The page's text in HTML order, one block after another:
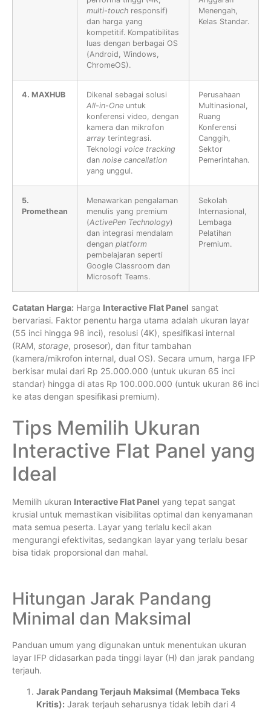
multi-touch responsif)
dan harga yang
kompetitif. Kompatibilitas
luas dengan berbagai OS
(Android, Windows,
ChromeOS).
Menengah,
Kelas Standar.
4. MAXHUB
Dikenal sebagai solusi
All-in-One untuk
konferensi video, dengan
kamera dan mikrofon
array terintegrasi.
Teknologi voice tracking
dan noise cancellation
yang unggul.
Perusahaan
Multinasional,
Ruang
Konferensi
Canggih,
Sektor
Pemerintahan.
5.
Promethean
Menawarkan pengalaman
menulis yang premium
(ActivePen Technology)
dan integrasi mendalam
dengan platform
pembelajaran seperti
Google Classroom dan
Microsoft Teams.
Sekolah
Internasional,
Lembaga
Pelatihan
Premium.
Catatan Harga: Harga Interactive Flat Panel sangat
bervariasi. Faktor penentu harga utama adalah ukuran layar
(55 inci hingga 98 inci), resolusi (4K), spesifikasi internal
(RAM, storage, prosesor), dan fitur tambahan
(kamera/mikrofon internal, dual OS). Secara umum, harga IFP
berkisar mulai dari Rp 25.000.000 (untuk ukuran 65 inci
standar) hingga di atas Rp 100.000.000 (untuk ukuran 86 inci
ke atas dengan spesifikasi premium).
Tips Memilih Ukuran
Interactive Flat Panel yang
Ideal
Memilih ukuran Interactive Flat Panel yang tepat sangat
krusial untuk memastikan visibilitas optimal dan kenyamanan
mata semua peserta. Layar yang terlalu kecil akan
mengurangi efektivitas, sedangkan layar yang terlalu besar
bisa tidak proporsional dan mahal.
Hitungan Jarak Pandang
Minimal dan Maksimal
Panduan umum yang digunakan untuk menentukan ukuran
layar IFP didasarkan pada tinggi layar (H) dan jarak pandang
terjauh.
Jarak Pandang Terjauh Maksimal (Membaca Teks
Kritis): Jarak terjauh seharusnya tidak lebih dari 4